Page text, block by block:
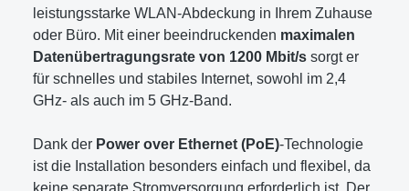
leistungsstarke WLAN-Abdeckung in Ihrem Zuhause
oder Büro. Mit einer beeindruckenden maximalen
Datenübertragungsrate von 1200 Mbit/s sorgt er
für schnelles und stabiles Internet, sowohl im 2,4
GHz- als auch im 5 GHz-Band.
Dank der Power over Ethernet (PoE)-Technologie
ist die Installation besonders einfach und flexibel, da
keine separate Stromversorgung erforderlich ist. Der